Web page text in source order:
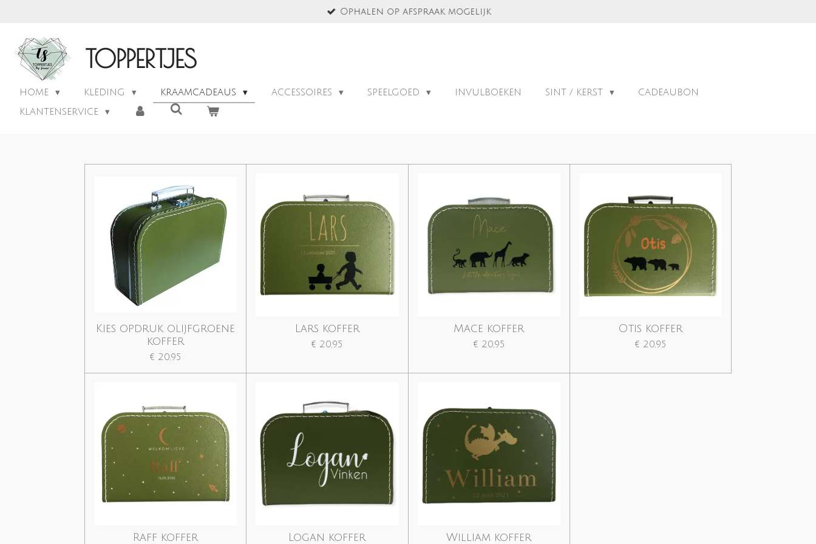
de
hoofdinhoud
Ophalen op afspraak mogelijk
TOPPERTJES
HOME KLEDING KRAAMCADEAUS ACCESSOIRES SPEELGOED INVULBOEKEN SINT / KERST
CADEAUBON
KLANTENSERVICE
Kies opdruk olijfgroene
koffer
€ 20,95
Lars koffer
€ 20,95
Mace koffer
€ 20,95
Otis koffer
€ 20,95
Raff koffer Logan koffer William koffer